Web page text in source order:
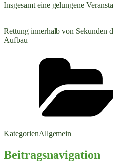
Insgesamt eine gelungene
Rettung innerhalb von Sekunden
Aufbau
KategorienAllgemein
Beitragsnavigation